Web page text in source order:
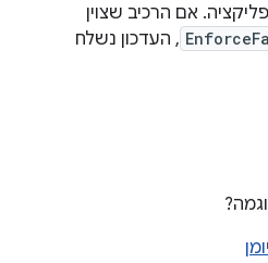
אם הרכיב שצוין
, העדכון נשלח